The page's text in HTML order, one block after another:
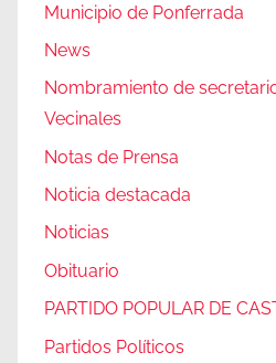
Municipio de Ponferrada
News
Nombramiento de
Vecinales
Notas de Prensa
Noticia destacada
Noticias
Obituario
PARTIDO POPULAR DE
Partidos Políticos